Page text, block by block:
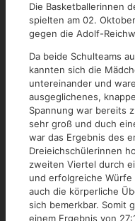
Die Basketballerinnen
spielten am 02.
gegen die Adolf-
Da beide Schulteams
kannten sich die
untereinander und
ausgeglichenes,
Spannung war bereits
sehr groß und duch
war das Ergebnis des
Dreieichschülerinnen
zweiten Viertel durch
und erfolgreiche
auch die körperliche
sich bemerkbar. Somit
einem Ergebnis von